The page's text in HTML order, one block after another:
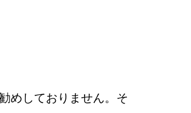
めしておりません。そ